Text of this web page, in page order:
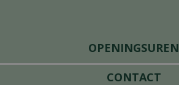
OPENINGSUREN
CONTACT